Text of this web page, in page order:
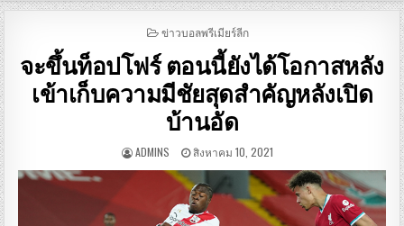
POSTED
ข่าวบอลพรีเมียร์ลีก
จะขึ้นท็อปโฟร์ ตอนนี้ยังได้โอกาสหลัง
เข้าเก็บความมีชัยสุดสำคัญหลังเปิด
บ้านอัด
ADMINS สิงหาคม 10, 2021